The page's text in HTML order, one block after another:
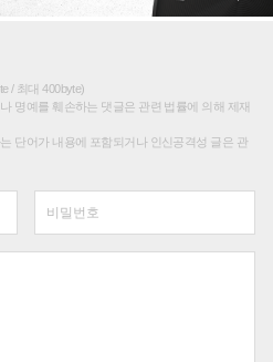
/ 최대 400byte)
명예를 훼손하는 댓글은 관련 법률에 의해 제재
단어가 내용에 포함되거나 인신공격성 글은 관